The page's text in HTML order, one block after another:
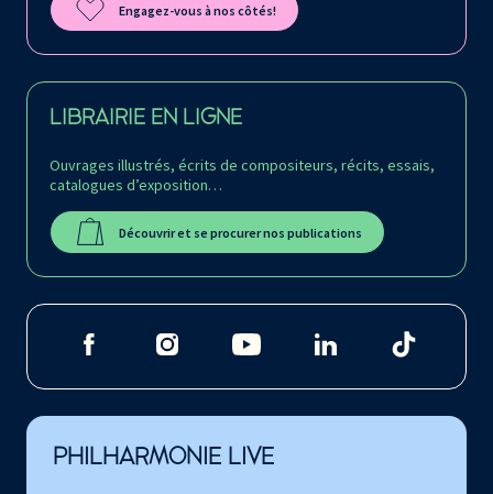
Engagez-vous à nos côtés!
LIBRAIRIE EN LIGNE
Ouvrages illustrés, écrits de compositeurs, récits, essais,
catalogues d’exposition…
Découvrir et se procurer nos publications
PHILHARMONIE LIVE